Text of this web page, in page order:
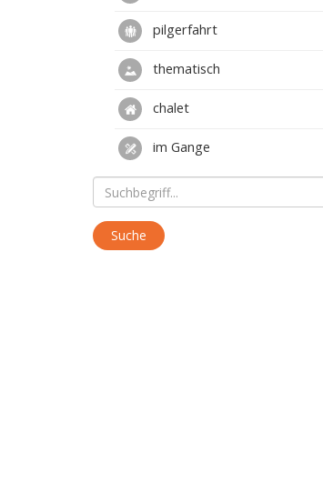
pilgerfahrt
thematisch
chalet
im Gange